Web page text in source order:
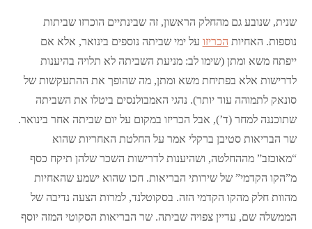
שנית, שנובע גם מהחלק הראשון, זה שבינתיים הוכרזו שביתות
נוספות. האחיות הכריזו על ימי שביתה נוספים בינואר, אלא אם
ייפתח משא ומתן (שימו לב: מניעת השביתה לא תלויה בהיענות
לדרישות אלא בפתיחת משא ומתן, מה שהופך את ההתעקשות של
סונאק לתמוהה עוד יותר). נהגי האמבולנסים ביטלו את השביתה
שתוכננה למחר (ד’), אבל הכריזו במקום על יום שביתה אחר בינואר.
שר הבריאות סטיבן ברקלי אמר על החלטת האחריות שהוא
“מאוכזב” מההחלטה, ושהיענות לדרישות השכר שלהן תיקח כסף
מ”הקו הקדמי” של שירותי הבריאות. חכו שהוא ישמע שהאחיות
מהוות חלק מהקו הקדמי הזה. בסקוטלנד, למרות הצעה נדיבה של
הממשלה שם, עדיין צפויה שביתה. שר הבריאות הסקוטי המזה יוסף